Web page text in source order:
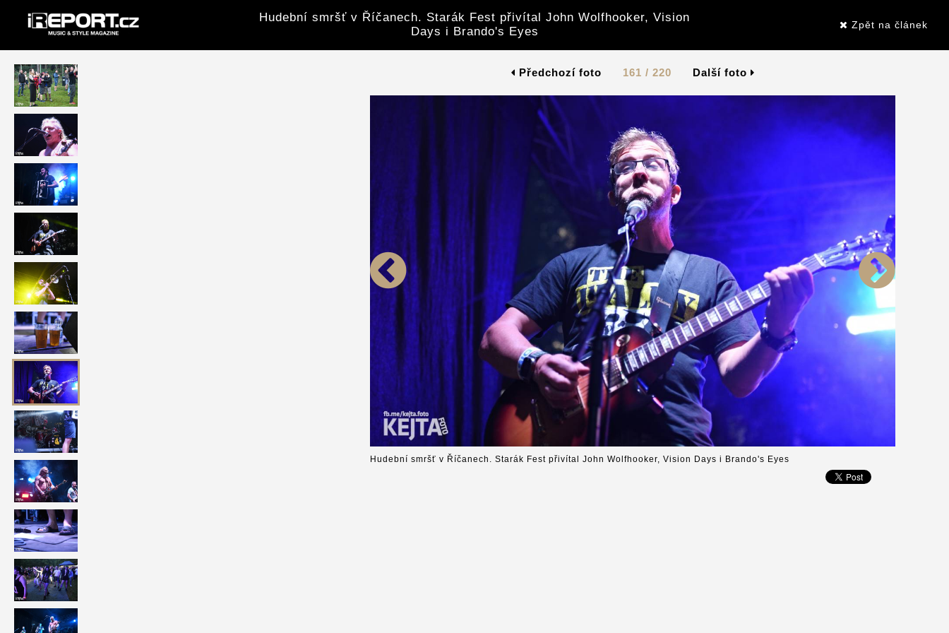
Hudební smršť v Říčanech. Starák Fest přivítal John Wolfhooker, Vision
Days i Brando's Eyes
Zpět na článek
Předchozí foto 161 / 220 Další foto
Hudební smršť v Říčanech. Starák Fest přivítal John Wolfhooker, Vision Days i Brando's Eyes